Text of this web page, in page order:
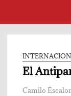
El
Camilo